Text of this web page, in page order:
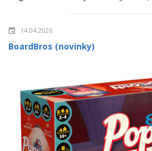
14.04.2026
BoardBros (novinky)